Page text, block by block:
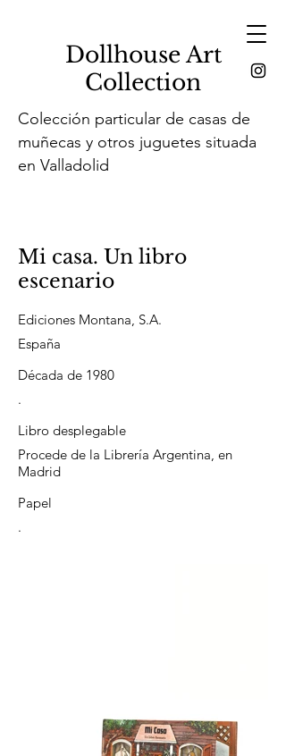
Colección particular de casas de
muñecas y otros juguetes situada
en Valladolid
Dollhouse Art
Collection
Mi casa. Un libro
escenario
Ediciones Montana, S.A.
España
Década de 1980
.
Libro desplegable
Procede de la Librería Argentina, en
Madrid
Papel
.